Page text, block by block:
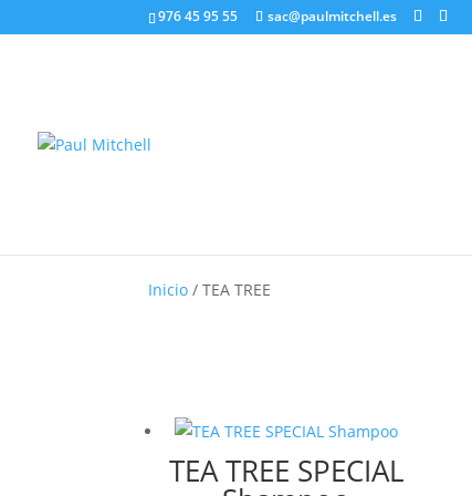
976 45 95 55 sac@paulmitchell.es
Inicio / TEA TREE
TEA TREE SPECIAL